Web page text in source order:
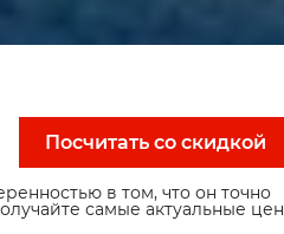
Посчитать со скидкой
в том, что он точно
самые актуальные